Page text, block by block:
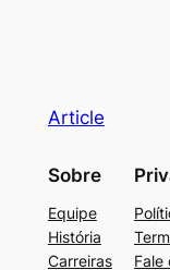
Article
Sobre
Equipe
História
Carreiras
Fale